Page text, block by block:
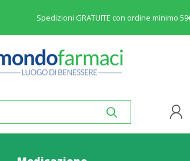
Spedizioni GRATUITE con ordine minimo